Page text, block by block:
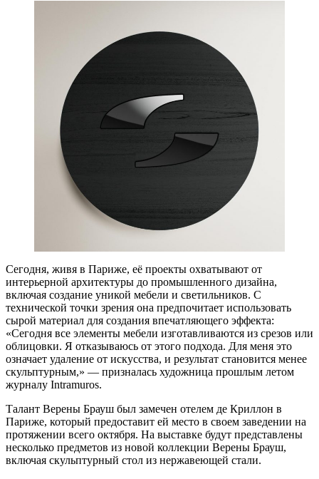
Сегодня, живя в Париже, её проекты охватывают от
интерьерной архитектуры до промышленного дизайна,
включая создание уникой мебели и светильников. С
технической точки зрения она предпочитает использовать
сырой материал для создания впечатляющего эффекта:
«Сегодня все элементы мебели изготавливаются из срезов или
облицовки. Я отказываюсь от этого подхода. Для меня это
означает удаление от искусства, и результат становится менее
скульптурным,» — призналась художница прошлым летом
журналу Intramuros.
Талант Верены Брауш был замечен отелем де Криллон в
Париже, который предоставит ей место в своем заведении на
протяжении всего октября. На выставке будут представлены
несколько предметов из новой коллекции Верены Брауш,
включая скульптурный стол из нержавеющей стали.